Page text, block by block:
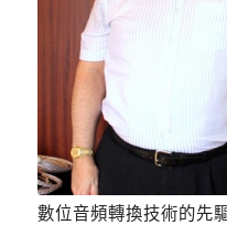
數位音頻轉換技術的先